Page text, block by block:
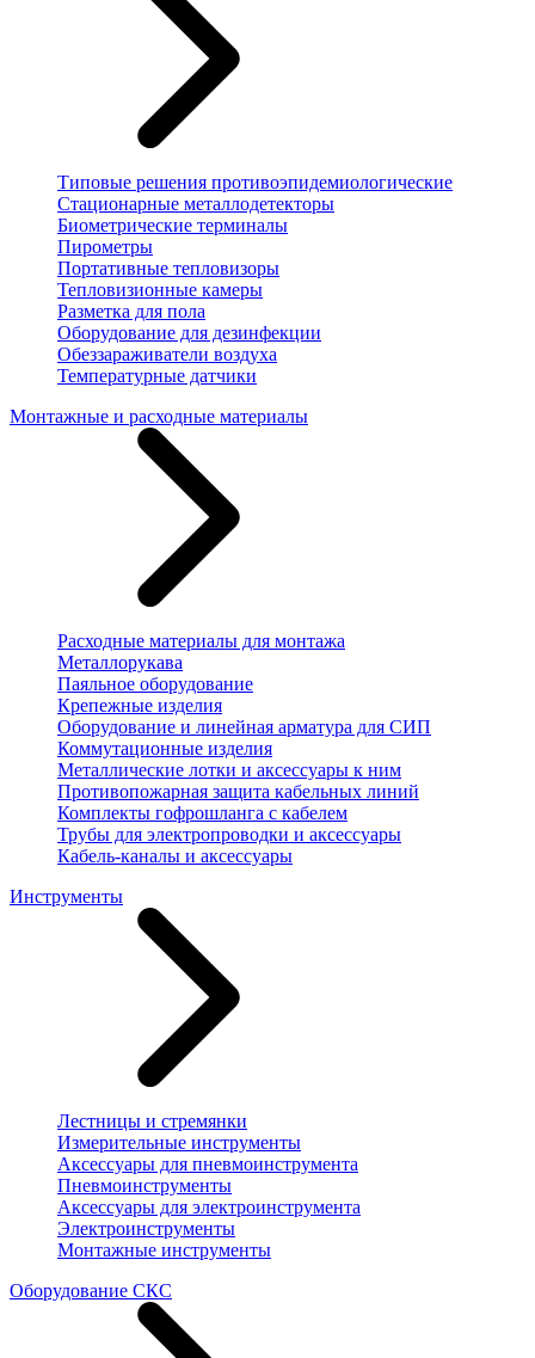
Типовые решения противоэпидемиологические
Стационарные металлодетекторы
Биометрические терминалы
Пирометры
Портативные тепловизоры
Тепловизионные камеры
Разметка для пола
Оборудование для дезинфекции
Обеззараживатели воздуха
Температурные датчики
Монтажные и расходные материалы
Расходные материалы для монтажа
Металлорукава
Паяльное оборудование
Крепежные изделия
Оборудование и линейная арматура для СИП
Коммутационные изделия
Металлические лотки и аксессуары к ним
Противопожарная защита кабельных линий
Комплекты гофрошланга с кабелем
Трубы для электропроводки и аксессуары
Кабель-каналы и аксессуары
Инструменты
Лестницы и стремянки
Измерительные инструменты
Аксессуары для пневмоинструмента
Пневмоинструменты
Аксессуары для электроинструмента
Электроинструменты
Монтажные инструменты
Оборудование СКС